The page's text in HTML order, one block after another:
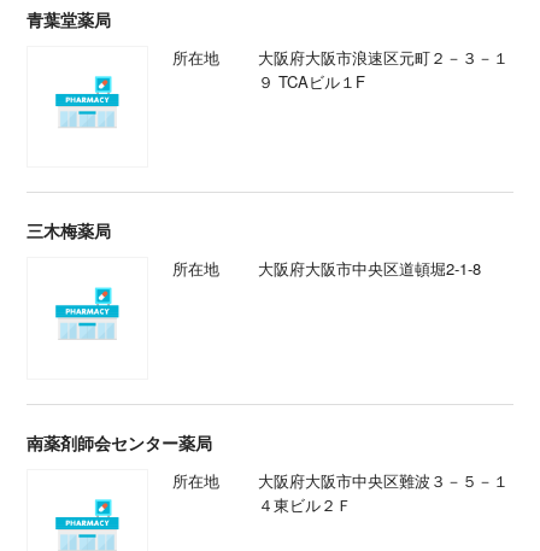
青葉堂薬局
所在地
大阪府大阪市浪速区元町２－３－１
９ TCAビル１F
三木梅薬局
所在地 大阪府大阪市中央区道頓堀2-1-8
南薬剤師会センター薬局
所在地
大阪府大阪市中央区難波３－５－１
４東ビル２Ｆ